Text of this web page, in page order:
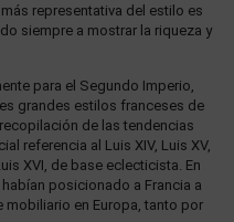
representativa del estilo es
siempre a mostrar la riqueza y
para el Segundo Imperio,
grandes estilos franceses de
de las tendencias
referencia al Luis XIV, Luis XV,
XVI, de base eclecticista. En
posicionado a Francia a
mobiliario en Europa, tanto por